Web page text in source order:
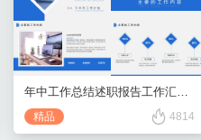
年中工作总结述职报告工作汇报PPT模板
精品 4814